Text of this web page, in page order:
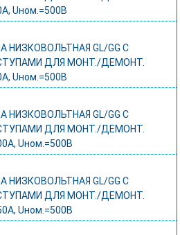
Uном.=500В
НИЗКОВОЛЬТНАЯ GL/GG С
ДЛЯ МОНТ./ДЕМОНТ.
Uном.=500В
НИЗКОВОЛЬТНАЯ GL/GG С
ДЛЯ МОНТ./ДЕМОНТ.
Uном.=500В
НИЗКОВОЛЬТНАЯ GL/GG С
ДЛЯ МОНТ./ДЕМОНТ.
Uном.=500В